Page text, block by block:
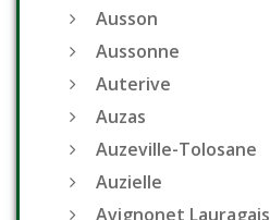
Ausson
Aussonne
Auterive
Auzas
Auzeville-Tolosane
Auzielle
Avignonet Lauragais